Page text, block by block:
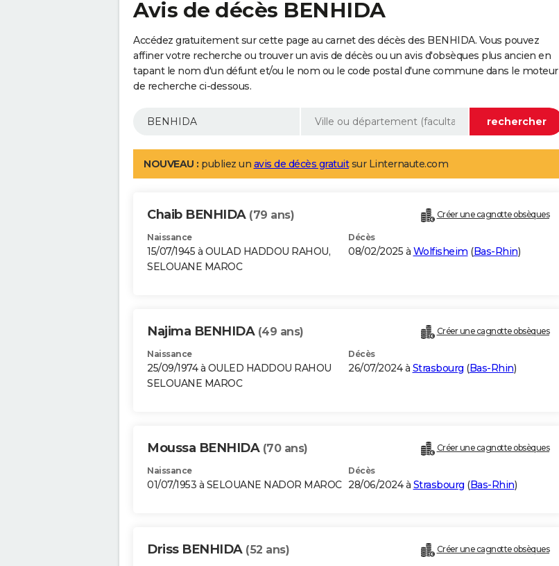
Avis de décès BENHIDA
Accédez gratuitement sur cette page au carnet des décès des BENHIDA. Vous pouvez
affiner votre recherche ou trouver un avis de décès ou un avis d'obsèques plus ancien en
tapant le nom d'un défunt et/ou le nom ou le code postal d'une commune dans le moteur
de recherche ci-dessous.
NOUVEAU : publiez un avis de décès gratuitsur Linternaute.com
Chaib BENHIDA (79 ans) Créer une cagnotte obsèques
Naissance
15/07/1945 à OULAD HADDOU RAHOU,
SELOUANE MAROC
Décès
08/02/2025 à Wolfisheim (Bas-Rhin)
Najima BENHIDA (49 ans) Créer une cagnotte obsèques
Naissance
25/09/1974 à OULED HADDOU RAHOU
SELOUANE MAROC
Décès
26/07/2024 à Strasbourg (Bas-Rhin)
Moussa BENHIDA (70 ans) Créer une cagnotte obsèques
Naissance
01/07/1953 à SELOUANE NADOR MAROC
Décès
28/06/2024 à Strasbourg (Bas-Rhin)
Driss BENHIDA (52 ans) Créer une cagnotte obsèques